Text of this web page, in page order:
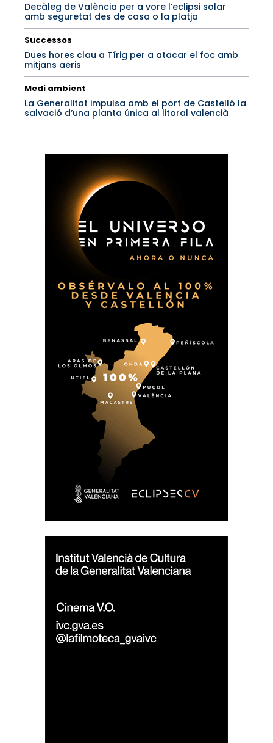
Decàleg de València per a vore l’eclipsi solar
amb seguretat des de casa o la platja
Successos
Dues hores clau a Tírig per a atacar el foc amb
mitjans aeris
Medi ambient
La Generalitat impulsa amb el port de Castelló la
salvació d’una planta única al litoral valencià